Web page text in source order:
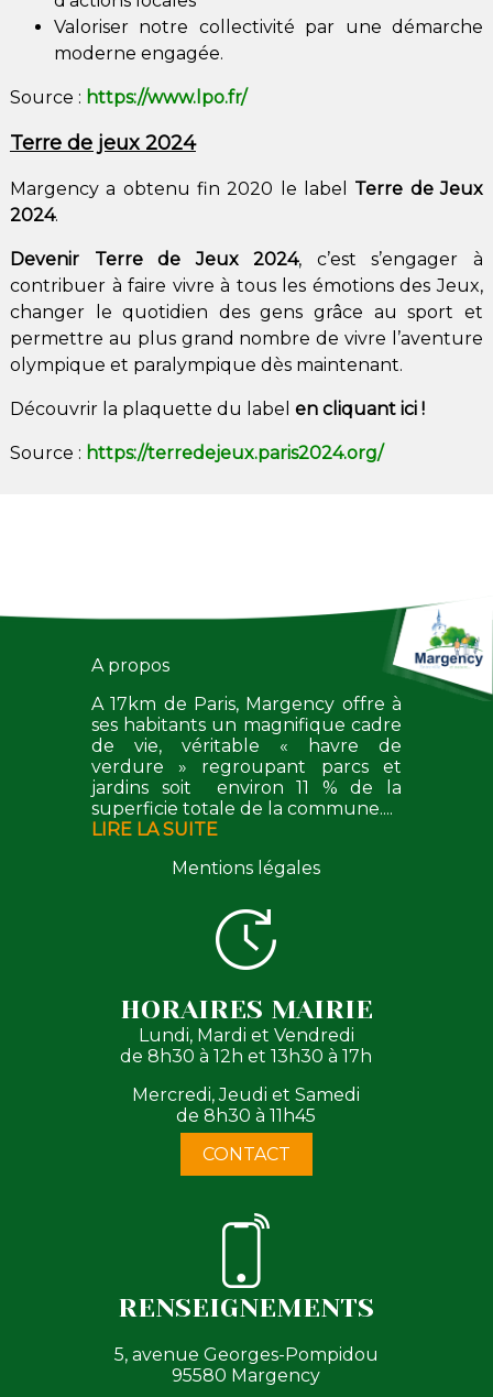
Valoriser notre collectivité par une démarche
moderne engagée.
Source : https://www.lpo.fr/
Terre de jeux 2024
Margency a obtenu fin 2020 le label Terre de Jeux
2024.
Devenir Terre de Jeux 2024, c’est s’engager à
contribuer à faire vivre à tous les émotions des Jeux,
changer le quotidien des gens grâce au sport et
permettre au plus grand nombre de vivre l’aventure
olympique et paralympique dès maintenant.
Découvrir la plaquette du label en cliquant ici !
Source : https://terredejeux.paris2024.org/
A propos
A 17km de Paris, Margency offre à
ses habitants un magnifique cadre
de vie, véritable « havre de
verdure » regroupant parcs et
jardins soit environ 11 % de la
superficie totale de la commune....
LIRE LA SUITE
Mentions légales
HORAIRES MAIRIE
Lundi, Mardi et Vendredi
de 8h30 à 12h et 13h30 à 17h
Mercredi, Jeudi et Samedi
de 8h30 à 11h45
CONTACT
RENSEIGNEMENTS
5, avenue Georges-Pompidou
95580 Margency